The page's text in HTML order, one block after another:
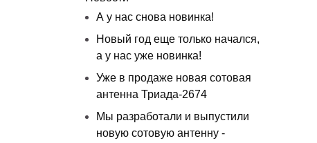
А у нас снова новинка!
Новый год еще только начался,
а у нас уже новинка!
Уже в продаже новая сотовая
антенна Триада-2674
Мы разработали и выпустили
новую сотовую антенну -